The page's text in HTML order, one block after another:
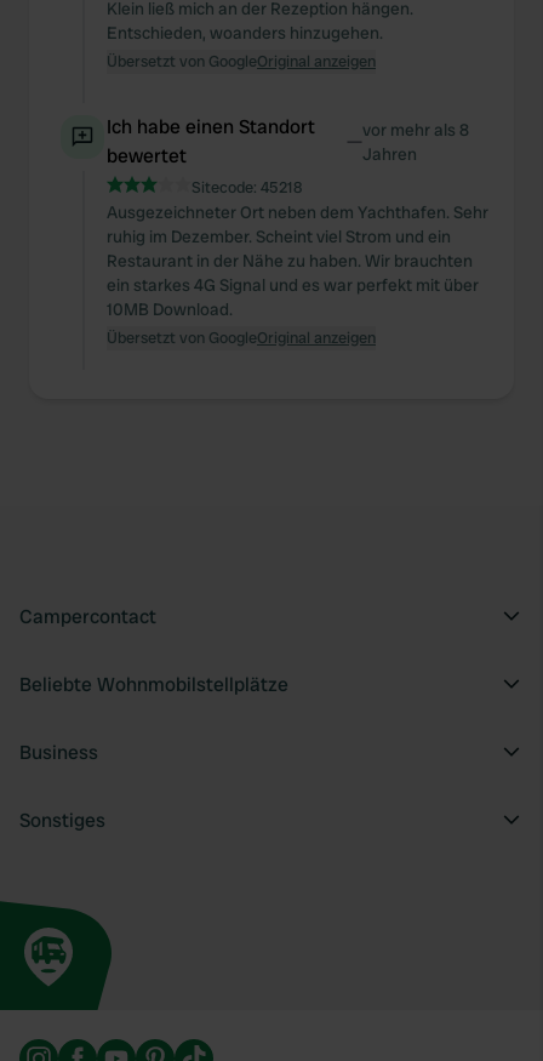
Klein ließ mich an der Rezeption hängen.
Entschieden, woanders hinzugehen.
Übersetzt von GoogleOriginal anzeigen
Ich habe einen Standort
bewertet
—vor mehr als 8
Jahren
Sitecode: 45218
Ausgezeichneter Ort neben dem Yachthafen. Sehr
ruhig im Dezember. Scheint viel Strom und ein
Restaurant in der Nähe zu haben. Wir brauchten
ein starkes 4G Signal und es war perfekt mit über
10MB Download.
Übersetzt von GoogleOriginal anzeigen
Campercontact
Beliebte Wohnmobilstellplätze
Business
Sonstiges